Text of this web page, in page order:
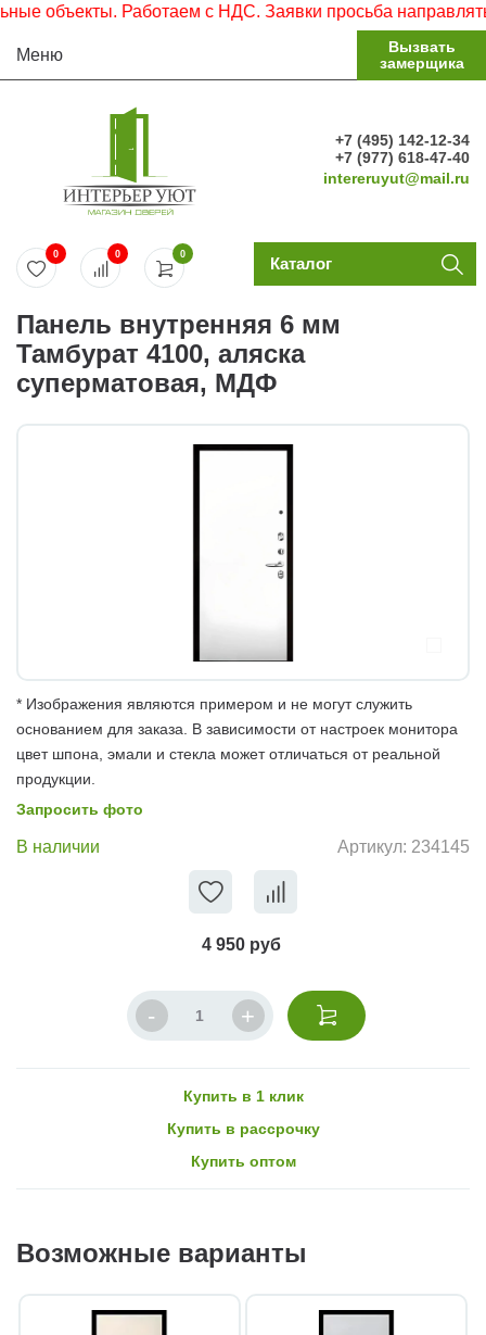
объекты. Работаем с НДС. Заявки просьба направлять
Меню
Вызвать
замерщика
+7 (495) 142-12-34
+7 (977) 618-47-40
intereruyut@mail.ru
0
0 0 Каталог
Панель внутренняя 6 мм
Тамбурат 4100, аляска
суперматовая, МДФ
* Изображения являются примером и не могут служить
основанием для заказа. В зависимости от настроек монитора
цвет шпона, эмали и стекла может отличаться от реальной
продукции.
Запросить фото
В наличии Артикул: 234145
4 950 руб
Купить в 1 клик
Купить в рассрочку
Купить оптом
Возможные варианты